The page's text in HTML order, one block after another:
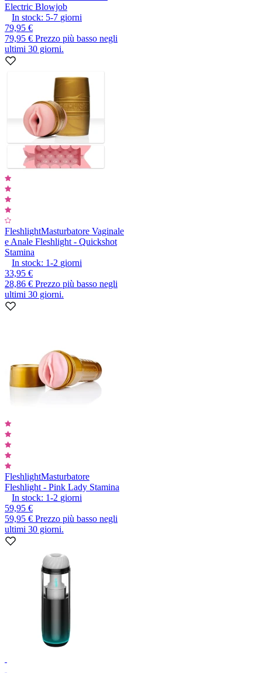
Electric Blowjob
In stock: 5-7 giorni
79,95 €
79,95 € Prezzo più basso negli
ultimi 30 giorni.
FleshlightMasturbatore Vaginale
e Anale Fleshlight - Quickshot
Stamina
In stock: 1-2 giorni
33,95 €
28,86 € Prezzo più basso negli
ultimi 30 giorni.
FleshlightMasturbatore
Fleshlight - Pink Lady Stamina
In stock: 1-2 giorni
59,95 €
59,95 € Prezzo più basso negli
ultimi 30 giorni.